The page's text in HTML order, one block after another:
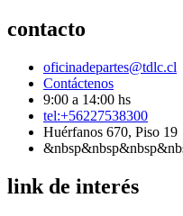
contacto
oficinadepartes@tdlc.cl
Contáctenos
9:00 a 14:00 hs
tel:+56227538300
Huérfanos 670, Piso 19
link de interés